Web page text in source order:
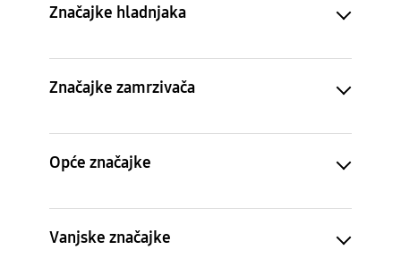
Značajke hladnjaka
Značajke zamrzivača
Opće značajke
Vanjske značajke